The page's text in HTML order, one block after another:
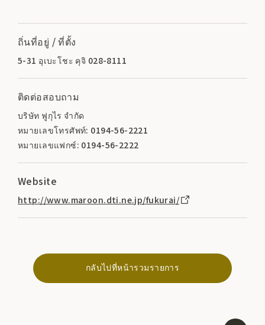
ถิ่นที่อยู่ / ที่ตั้ง
5-31 อุเบะโชะ คุจิ 028-8111
ติดต่อสอบถาม
บริษัท ฟูกุไร จำกัด
หมายเลขโทรศัพท์: 0194-56-2221
หมายเลขแฟกซ์: 0194-56-2222
Website
http://www.maroon.dti.ne.jp/fukurai/
กลับไปที่หน้ารวมรายการ